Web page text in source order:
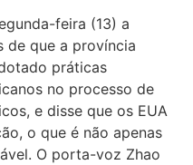
feira (13) a
de que a província
práticas
no processo de
e disse que os EUA
o que é não apenas
O porta-voz Zhao